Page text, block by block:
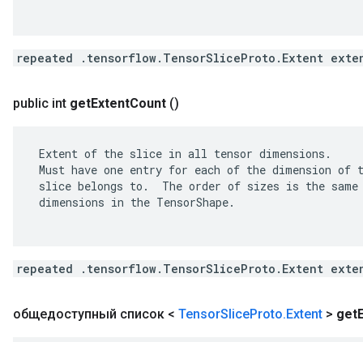
repeated .tensorflow.TensorSliceProto.Extent
public int getExtentCount ()
Extent of the slice in all tensor dimensions.
Must have one entry for each of the dimension
slice belongs to.  The order of sizes is the
dimensions in the TensorShape.
repeated .tensorflow.TensorSliceProto.Extent
общедоступный список < TensorSliceProto.Extent > get